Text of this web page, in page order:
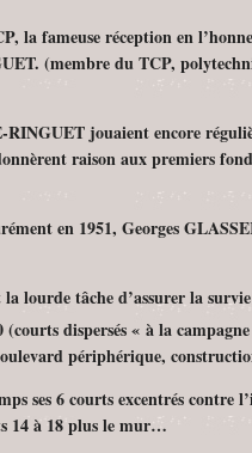
la fameuse réception en
(membre du TCP,
jouaient encore
raison aux premiers
en 1951, Georges
lourde tâche d’assurer la
dispersés « à la
périphérique,
ses 6 courts excentrés
14 à 18 plus le mur…